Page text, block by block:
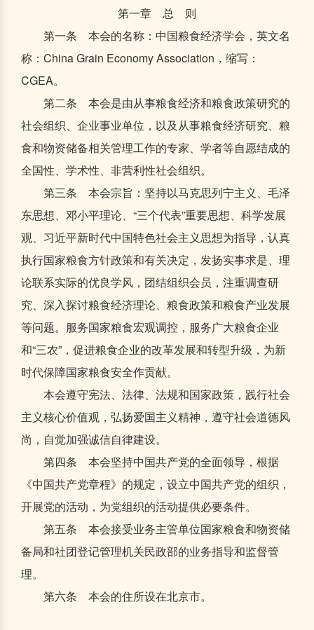
第一章 总 则
第一条 本会的名称：中国粮食经济学会，英文名
称：China Grain Economy Association，缩写：
CGEA。
第二条 本会是由从事粮食经济和粮食政策研究的
社会组织、企业事业单位，以及从事粮食经济研究、粮
食和物资储备相关管理工作的专家、学者等自愿结成的
全国性、学术性、非营利性社会组织。
第三条 本会宗旨：坚持以马克思列宁主义、毛泽
东思想、邓小平理论、“三个代表”重要思想、科学发展
观、习近平新时代中国特色社会主义思想为指导，认真
执行国家粮食方针政策和有关决定，发扬实事求是、理
论联系实际的优良学风，团结组织会员，注重调查研
究、深入探讨粮食经济理论、粮食政策和粮食产业发展
等问题。服务国家粮食宏观调控，服务广大粮食企业
和“三农”，促进粮食企业的改革发展和转型升级，为新
时代保障国家粮食安全作贡献。
本会遵守宪法、法律、法规和国家政策，践行社会
主义核心价值观，弘扬爱国主义精神，遵守社会道德风
尚，自觉加强诚信自律建设。
第四条 本会坚持中国共产党的全面领导，根据
《中国共产党章程》的规定，设立中国共产党的组织，
开展党的活动，为党组织的活动提供必要条件。
第五条 本会接受业务主管单位国家粮食和物资储
备局和社团登记管理机关民政部的业务指导和监督管
理。
第六条 本会的住所设在北京市。